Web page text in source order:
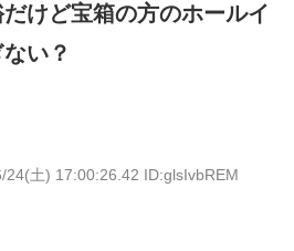
けど宝箱の方のホールイ
い？
24(土) 17:00:26.42 ID:glsIvbREM